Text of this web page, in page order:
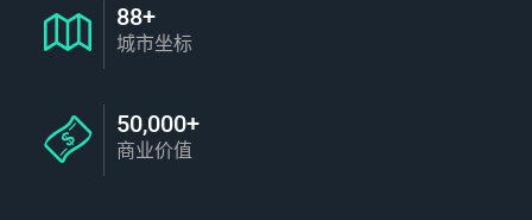
88+
城市坐标
50,000+
商业价值